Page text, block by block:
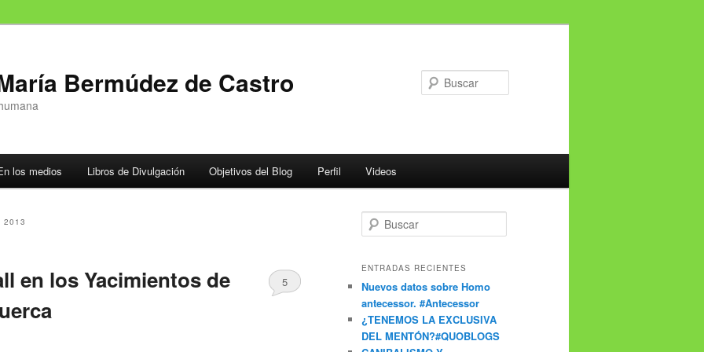
Bermúdez de Castro
los medios Libros de Divulgación Objetivos del Blog Perfil Videos
2013
en los Yacimientos de
5
Buscar
ENTRADAS RECIENTES
Nuevos datos sobre Homo
antecessor. #Antecessor
¿TENEMOS LA EXCLUSIVA
DEL MENTÓN?#QUOBLOGS